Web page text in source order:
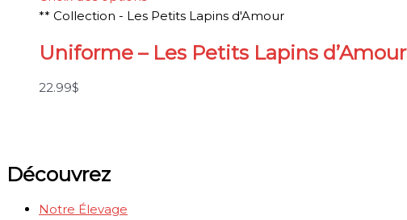
** Collection - Les Petits Lapins d'Amour
Uniforme – Les Petits Lapins d’Amour
22.99$
Découvrez
Notre Élevage